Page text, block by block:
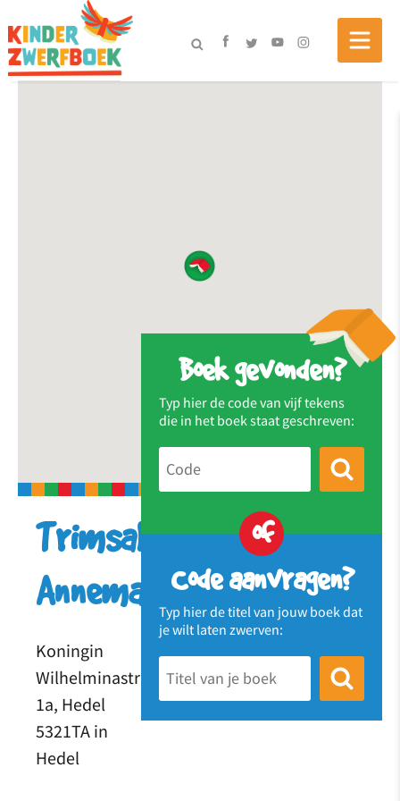
Boek gevonden?
Typ hier de code van vijf tekens
die in het boek staat geschreven:
of
Code aanvragen?
Typ hier de titel van jouw boek dat
je wilt laten zwerven:
Trimsalon
Annemarie
Koningin
Wilhelminastraat
1a, Hedel
5321TA in
Hedel